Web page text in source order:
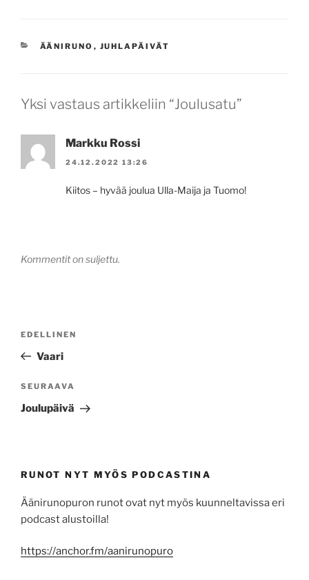
KATEGORIAT
ÄÄNIRUNO , JUHLAPÄIVÄT
Yksi vastaus artikkeliin “Joulusatu”
Markku Rossi
24.12.2022 13:26
Kiitos – hyvää joulua Ulla-Maija ja Tuomo!
Kommentit on suljettu.
Edellinen
artikkeli
EDELLINEN
Vaari
Seuraava
artikkeli
SEURAAVA
Joulupäivä
RUNOT NYT MYÖS PODCASTINA
Äänirunopuron runot ovat nyt myös kuunneltavissa eri
podcast alustoilla!
https://anchor.fm/aanirunopuro